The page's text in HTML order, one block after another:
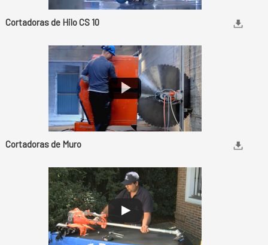
Cortadoras de Hilo CS 10
Cortadoras de Muro